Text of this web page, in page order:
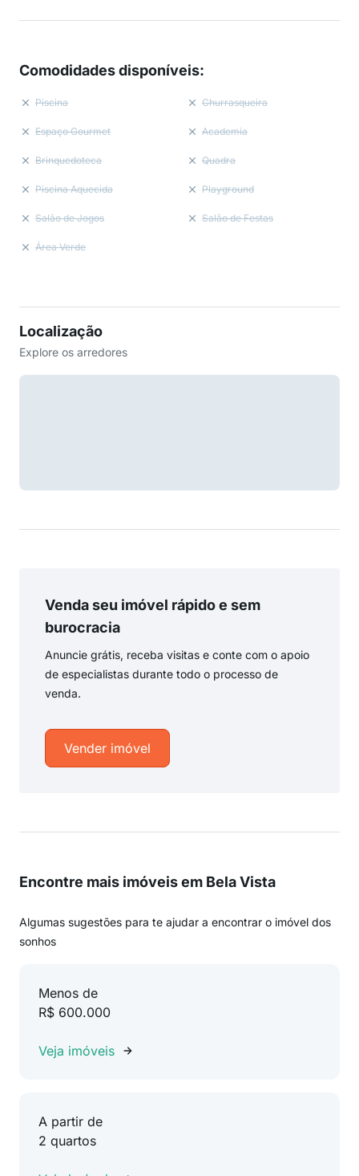
Comodidades disponíveis:
Piscina Churrasqueira
Espaço Gourmet Academia
Brinquedoteca Quadra
Piscina Aquecida Playground
Salão de Jogos Salão de Festas
Área Verde
Localização
Explore os arredores
Venda seu imóvel rápido e sem
burocracia
Anuncie grátis, receba visitas e conte com o apoio
de especialistas durante todo o processo de
venda.
Vender imóvel
Encontre mais imóveis em Bela Vista
Algumas sugestões para te ajudar a encontrar o imóvel dos
sonhos
Menos de
R$ 600.000
Veja imóveis
A partir de
2 quartos